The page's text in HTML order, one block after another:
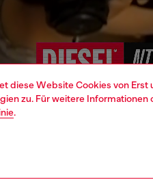
diese Website Cookies von
zu. Für weitere
.